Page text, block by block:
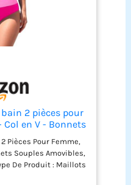
bain 2 pièces pour
en V - Bonnets
- Imprimé,
XL
Pièces Pour Femme,
Souples Amovibles,
De Produit : Maillots